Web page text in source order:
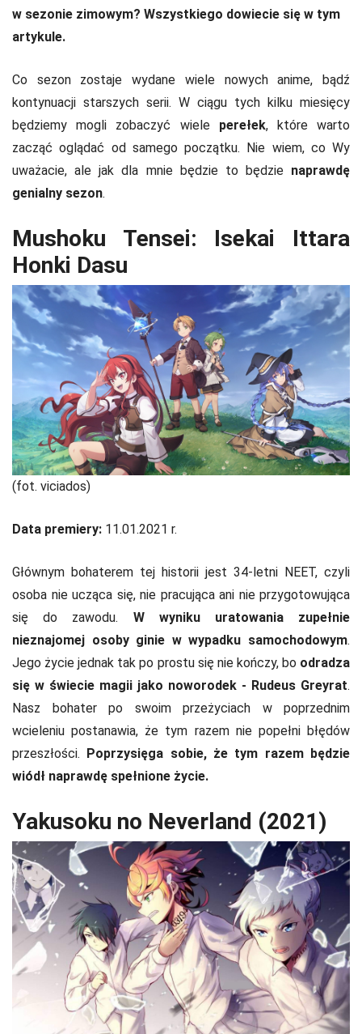
w sezonie zimowym? Wszystkiego dowiecie się w tym
artykule.
Co sezon zostaje wydane wiele nowych anime, bądź
kontynuacji starszych serii. W ciągu tych kilku miesięcy
będziemy mogli zobaczyć wiele perełek, które warto
zacząć oglądać od samego początku. Nie wiem, co Wy
uważacie, ale jak dla mnie będzie to będzie naprawdę
genialny sezon.
Mushoku Tensei: Isekai Ittara
Honki Dasu
(fot. viciados)
Data premiery: 11.01.2021 r.
Głównym bohaterem tej historii jest 34-letni NEET, czyli
osoba nie ucząca się, nie pracująca ani nie przygotowująca
się do zawodu. W wyniku uratowania zupełnie
nieznajomej osoby ginie w wypadku samochodowym.
Jego życie jednak tak po prostu się nie kończy, bo odradza
się w świecie magii jako noworodek - Rudeus Greyrat.
Nasz bohater po swoim przeżyciach w poprzednim
wcieleniu postanawia, że tym razem nie popełni błędów
przeszłości. Poprzysięga sobie, że tym razem będzie
wiódł naprawdę spełnione życie.
Yakusoku no Neverland (2021)